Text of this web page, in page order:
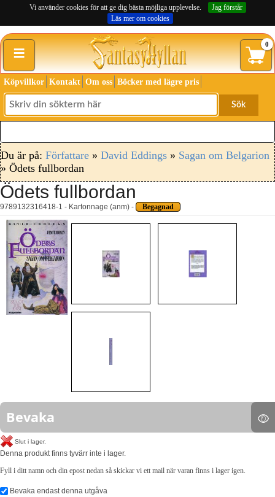
Vi använder cookies för att ge dig bästa möjliga upplevelse.
Jag förstår
Läs mer om cookies
≡ 0
Köpvillkor Kontakt Om oss Böcker med lägre pris
Sök
Du är på: Författare » David Eddings » Sagan om Belgarion
» Ödets fullbordan
Ödets fullbordan
9789132316418-1 - Kartonnage (anm) - Begagnad
Bevaka
Slut i lager.
Denna produkt finns tyvärr inte i lager.
Fyll i ditt namn och din epost nedan så skickar vi ett mail när varan finns i lager igen.
Bevaka endast denna utgåva